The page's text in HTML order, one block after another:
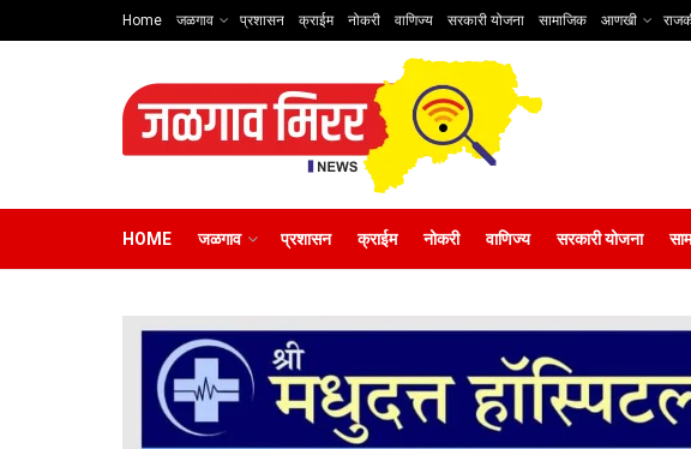
Home जळगाव प्रशासन क्राईम नोकरी वाणिज्य सरकारी योजना सामाजिक आणखी
HOME जळगाव प्रशासन क्राईम नोकरी वाणिज्य सरकारी योजना